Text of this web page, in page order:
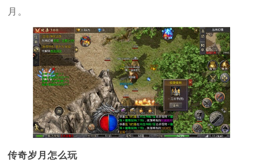
月。
传奇岁月怎么玩